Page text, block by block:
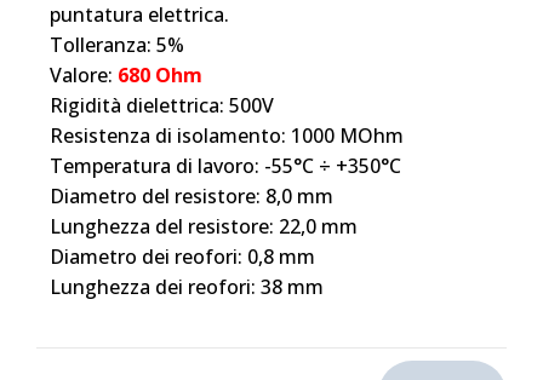
puntatura elettrica.
Tolleranza: 5%
Valore: 680 Ohm
Rigidità dielettrica: 500V
Resistenza di isolamento: 1000 MOhm
Temperatura di lavoro: -55°C ÷ +350°C
Diametro del resistore: 8,0 mm
Lunghezza del resistore: 22,0 mm
Diametro dei reofori: 0,8 mm
Lunghezza dei reofori: 38 mm